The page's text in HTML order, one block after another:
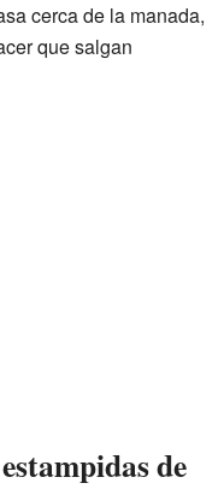
cerca de la manada,
que salgan
de